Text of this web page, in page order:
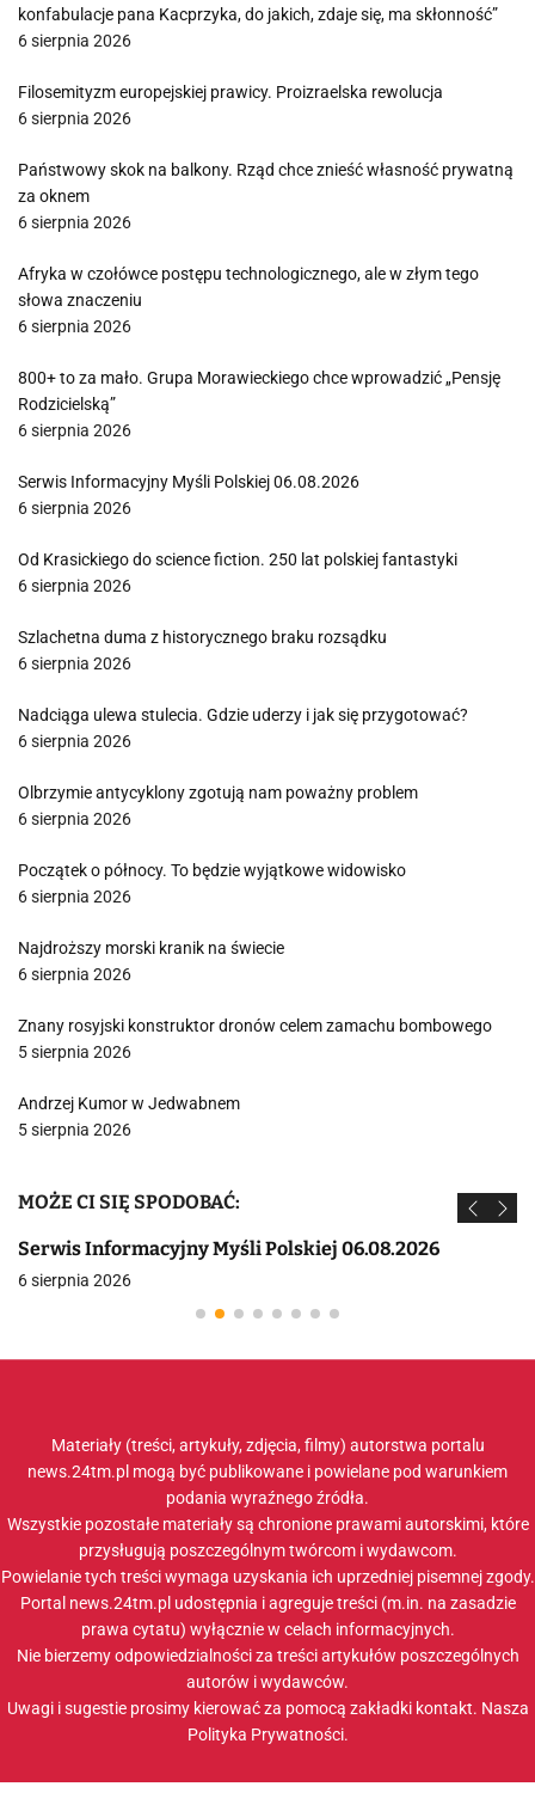
konfabulacje pana Kacprzyka, do jakich, zdaje się, ma skłonność”
6 sierpnia 2026
Filosemityzm europejskiej prawicy. Proizraelska rewolucja
6 sierpnia 2026
Państwowy skok na balkony. Rząd chce znieść własność prywatną
za oknem
6 sierpnia 2026
Afryka w czołówce postępu technologicznego, ale w złym tego
słowa znaczeniu
6 sierpnia 2026
800+ to za mało. Grupa Morawieckiego chce wprowadzić „Pensję
Rodzicielską”
6 sierpnia 2026
Serwis Informacyjny Myśli Polskiej 06.08.2026
6 sierpnia 2026
Od Krasickiego do science fiction. 250 lat polskiej fantastyki
6 sierpnia 2026
Szlachetna duma z historycznego braku rozsądku
6 sierpnia 2026
Nadciąga ulewa stulecia. Gdzie uderzy i jak się przygotować?
6 sierpnia 2026
Olbrzymie antycyklony zgotują nam poważny problem
6 sierpnia 2026
Początek o północy. To będzie wyjątkowe widowisko
6 sierpnia 2026
Najdroższy morski kranik na świecie
6 sierpnia 2026
Znany rosyjski konstruktor dronów celem zamachu bombowego
5 sierpnia 2026
Andrzej Kumor w Jedwabnem
5 sierpnia 2026
MOŻE CI SIĘ SPODOBAĆ:
Serwis Informacyjny Myśli Polskiej 06.08.2026
6 sierpnia 2026
Materiały (treści, artykuły, zdjęcia, filmy) autorstwa portalu
news.24tm.pl mogą być publikowane i powielane pod warunkiem
podania wyraźnego źródła.
Wszystkie pozostałe materiały są chronione prawami autorskimi, które
przysługują poszczególnym twórcom i wydawcom.
Powielanie tych treści wymaga uzyskania ich uprzedniej pisemnej zgody.
Portal news.24tm.pl udostępnia i agreguje treści (m.in. na zasadzie
prawa cytatu) wyłącznie w celach informacyjnych.
Nie bierzemy odpowiedzialności za treści artykułów poszczególnych
autorów i wydawców.
Uwagi i sugestie prosimy kierować za pomocą zakładki kontakt. Nasza
Polityka Prywatności.